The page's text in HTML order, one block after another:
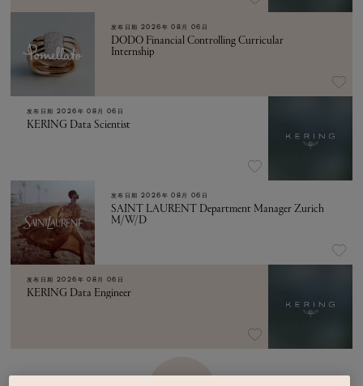
发布日期 2026年 08月 06日
DODO Financial Controlling Curricular
Internship
发布日期 2026年 08月 06日
KERING Data Scientist
发布日期 2026年 08月 06日
SAINT LAURENT Department Manager Zurich
M/W/D
发布日期 2026年 08月 06日
KERING Data Engineer